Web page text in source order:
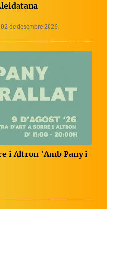
de desembre 2026
i Altron 'Amb Pany i